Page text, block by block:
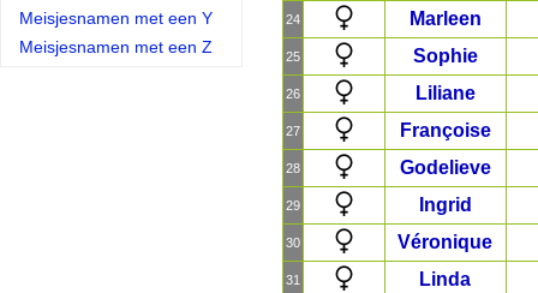
Meisjesnamen met een Y
Meisjesnamen met een Z
24 Marleen
25 Sophie
26 Liliane
27 Françoise
28 Godelieve
29 Ingrid
30 Véronique
31 Linda